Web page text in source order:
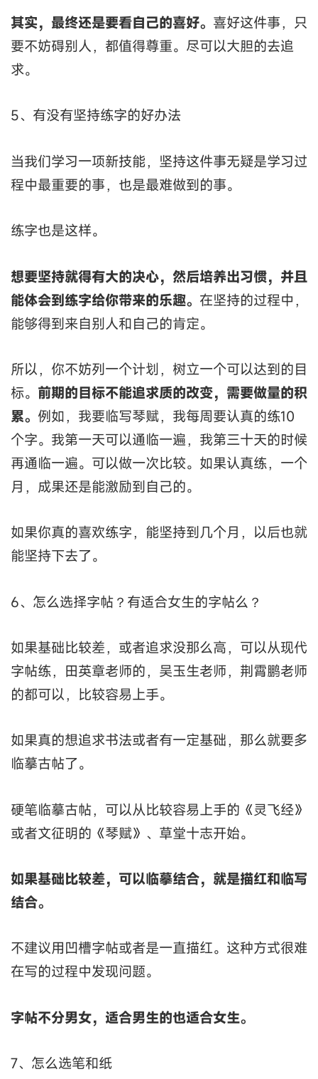
其实，最终还是要看自己的喜好。 喜好这件事，只
要不妨碍别人，都值得尊重。尽可以大胆的去追
求。
5、有没有坚持练字的好办法
当我们学习一项新技能，坚持这件事无疑是学习过
程中最重要的事，也是最难做到的事。
练字也是这样。
想要坚持就得有大的决心，然后培养出习惯，并且
能体会到练字给你带来的乐趣。 在坚持的过程中，
能够得到来自别人和自己的肯定。
所以，你不妨列一个计划，树立一个可以达到的目
标。 前期的目标不能追求质的改变，需要做量的积
累。 例如，我要临写琴赋，我每周要认真的练10
个字。我第一天可以通临一遍，我第三十天的时候
再通临一遍。可以做一次比较。如果认真练，一个
月，成果还是能激励到自己的。
如果你真的喜欢练字，能坚持到几个月，以后也就
能坚持下去了。
6、怎么选择字帖？有适合女生的字帖么？
如果基础比较差，或者追求没那么高，可以从现代
字帖练，田英章老师的，吴玉生老师，荆霄鹏老师
的都可以，比较容易上手。
如果真的想追求书法或者有一定基础，那么就要多
临摹古帖了。
硬笔临摹古帖，可以从比较容易上手的《灵飞经》
或者文征明的《琴赋》、草堂十志开始。
如果基础比较差，可以临摹结合，就是描红和临写
结合。
不建议用凹槽字帖或者是一直描红。这种方式很难
在写的过程中发现问题。
字帖不分男女，适合男生的也适合女生。
7、怎么选笔和纸